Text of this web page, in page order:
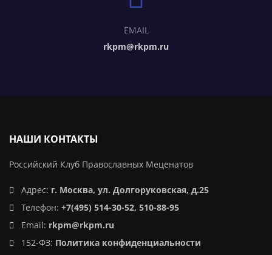
EMAIL
rkpm@rkpm.ru
НАШИ КОНТАКТЫ
Российский Клуб Православных Меценатов
Адрес: г. Москва, ул. Долгоруковская, д.25
Телефон: +7(495) 514-30-52, 510-88-95
Email: rkpm@rkpm.ru
152-ФЗ: Политика конфиденциальности